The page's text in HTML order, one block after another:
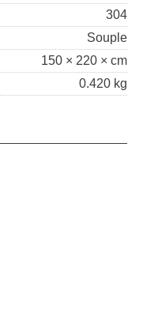
304
Souple
150 × 220 × cm
0.420 kg